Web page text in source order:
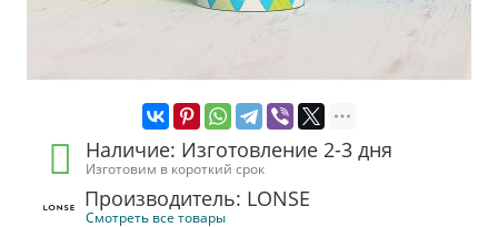
Наличие: Изготовление 2-3 дня
Изготовим в короткий срок
Производитель: LONSE
Смотреть все товары